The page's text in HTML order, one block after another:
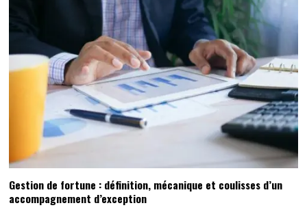
Gestion de fortune : définition, mécanique et coulisses d’un
accompagnement d’exception